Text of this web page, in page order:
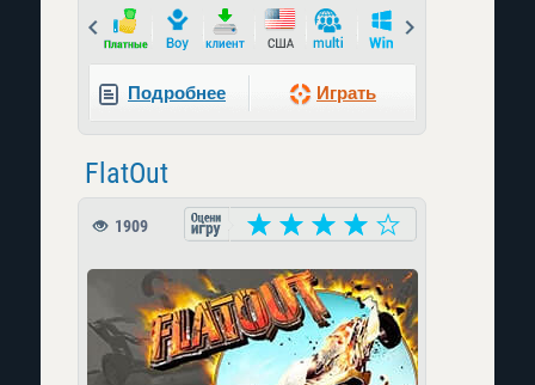
Prev
Подробнее Играть
FlatOut
1909